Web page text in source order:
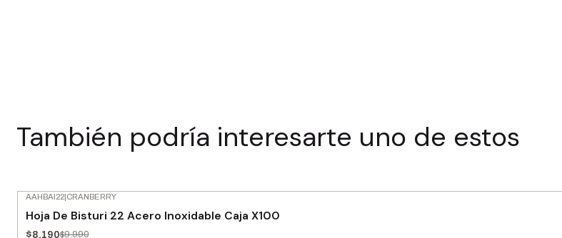
También podría interesarte uno de estos
AAHBAI22|CRANBERRY
Hoja De Bisturi 22 Acero Inoxidable Caja X100
$8.190$9.990